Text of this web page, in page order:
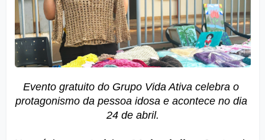
Evento gratuito do Grupo Vida Ativa celebra o
protagonismo da pessoa idosa e acontece no dia
24 de abril.